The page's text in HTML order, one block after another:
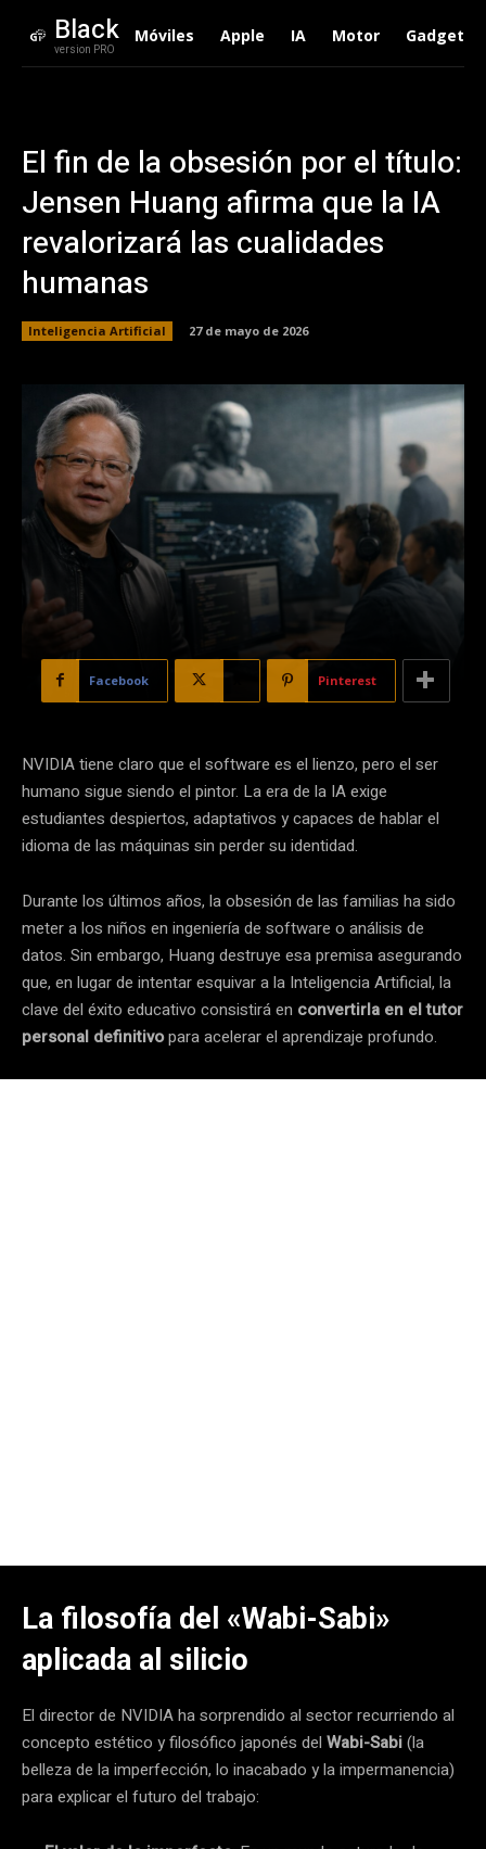
Black
version PRO
Móviles Apple IA Motor Gadgets
El fin de la obsesión por el título:
Jensen Huang afirma que la IA
revalorizará las cualidades
humanas
Inteligencia Artificial 27 de mayo de 2026
Facebook Pinterest
NVIDIA tiene claro que el software es el lienzo, pero el ser
humano sigue siendo el pintor. La era de la IA exige
estudiantes despiertos, adaptativos y capaces de hablar el
idioma de las máquinas sin perder su identidad.
Durante los últimos años, la obsesión de las familias ha sido
meter a los niños en ingeniería de software o análisis de
datos. Sin embargo, Huang destruye esa premisa asegurando
que, en lugar de intentar esquivar a la Inteligencia Artificial, la
clave del éxito educativo consistirá en convertirla en el tutor
personal definitivopara acelerar el aprendizaje profundo.
La filosofía del «Wabi-Sabi»
aplicada al silicio
El director de NVIDIA ha sorprendido al sector recurriendo al
concepto estético y filosófico japonés del Wabi-Sabi(la
belleza de la imperfección, lo inacabado y la impermanencia)
para explicar el futuro del trabajo: